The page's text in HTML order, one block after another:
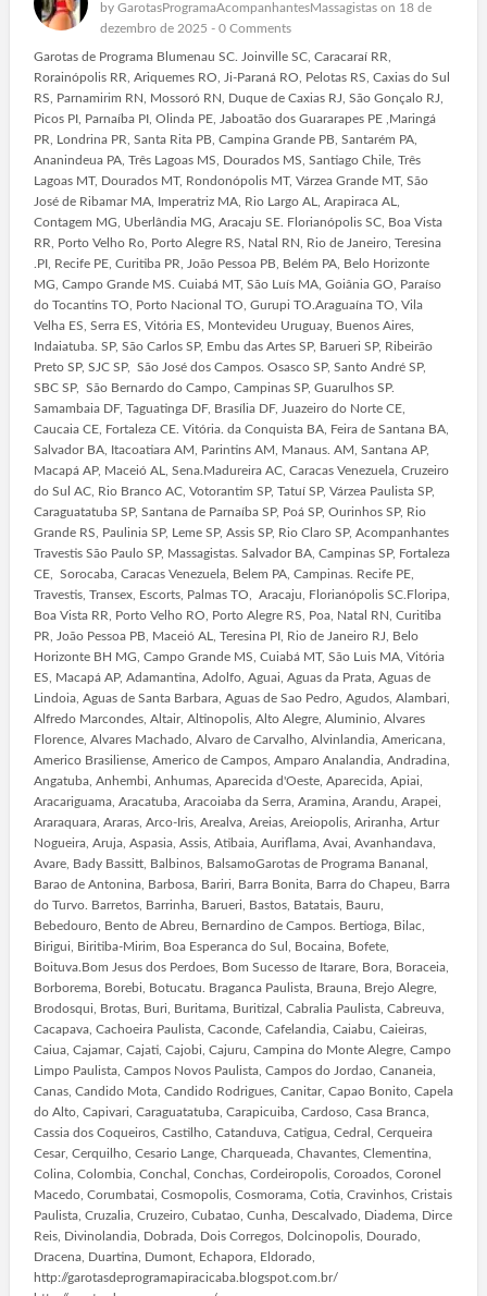
by GarotasProgramaAcompanhantesMassagistason 18 de
dezembro de 2025 - 0 Comments
Garotas de Programa Blumenau SC. Joinville SC, Caracaraí RR,
Rorainópolis RR, Ariquemes RO, Ji-Paraná RO, Pelotas RS, Caxias do Sul
RS, Parnamirim RN, Mossoró RN, Duque de Caxias RJ, São Gonçalo RJ,
Picos PI, Parnaíba PI, Olinda PE, Jaboatão dos Guararapes PE ,Maringá
PR, Londrina PR, Santa Rita PB, Campina Grande PB, Santarém PA,
Ananindeua PA, Três Lagoas MS, Dourados MS, Santiago Chile, Três
Lagoas MT, Dourados MT, Rondonópolis MT, Várzea Grande MT, São
José de Ribamar MA, Imperatriz MA, Rio Largo AL, Arapiraca AL,
Contagem MG, Uberlândia MG, Aracaju SE. Florianópolis SC, Boa Vista
RR, Porto Velho Ro, Porto Alegre RS, Natal RN, Rio de Janeiro, Teresina
.PI, Recife PE, Curitiba PR, João Pessoa PB, Belém PA, Belo Horizonte
MG, Campo Grande MS. Cuiabá MT, São Luís MA, Goiânia GO, Paraíso
do Tocantins TO, Porto Nacional TO, Gurupi TO.Araguaína TO, Vila
Velha ES, Serra ES, Vitória ES, Montevideu Uruguay, Buenos Aires,
Indaiatuba. SP, São Carlos SP, Embu das Artes SP, Barueri SP, Ribeirão
Preto SP, SJC SP, São José dos Campos. Osasco SP, Santo André SP,
SBC SP, São Bernardo do Campo, Campinas SP, Guarulhos SP.
Samambaia DF, Taguatinga DF, Brasília DF, Juazeiro do Norte CE,
Caucaia CE, Fortaleza CE. Vitória. da Conquista BA, Feira de Santana BA,
Salvador BA, Itacoatiara AM, Parintins AM, Manaus. AM, Santana AP,
Macapá AP, Maceió AL, Sena.Madureira AC, Caracas Venezuela, Cruzeiro
do Sul AC, Rio Branco AC, Votorantim SP, Tatuí SP, Várzea Paulista SP,
Caraguatatuba SP, Santana de Parnaíba SP, Poá SP, Ourinhos SP, Rio
Grande RS, Paulinia SP, Leme SP, Assis SP, Rio Claro SP, Acompanhantes
Travestis São Paulo SP, Massagistas. Salvador BA, Campinas SP, Fortaleza
CE, Sorocaba, Caracas Venezuela, Belem PA, Campinas. Recife PE,
Travestis, Transex, Escorts, Palmas TO, Aracaju, Florianópolis SC.Floripa,
Boa Vista RR, Porto Velho RO, Porto Alegre RS, Poa, Natal RN, Curitiba
PR, João Pessoa PB, Maceió AL, Teresina PI, Rio de Janeiro RJ, Belo
Horizonte BH MG, Campo Grande MS, Cuiabá MT, São Luis MA, Vitória
ES, Macapá AP, Adamantina, Adolfo, Aguai, Aguas da Prata, Aguas de
Lindoia, Aguas de Santa Barbara, Aguas de Sao Pedro, Agudos, Alambari,
Alfredo Marcondes, Altair, Altinopolis, Alto Alegre, Aluminio, Alvares
Florence, Alvares Machado, Alvaro de Carvalho, Alvinlandia, Americana,
Americo Brasiliense, Americo de Campos, Amparo Analandia, Andradina,
Angatuba, Anhembi, Anhumas, Aparecida d'Oeste, Aparecida, Apiai,
Aracariguama, Aracatuba, Aracoiaba da Serra, Aramina, Arandu, Arapei,
Araraquara, Araras, Arco-Iris, Arealva, Areias, Areiopolis, Ariranha, Artur
Nogueira, Aruja, Aspasia, Assis, Atibaia, Auriflama, Avai, Avanhandava,
Avare, Bady Bassitt, Balbinos, BalsamoGarotas de Programa Bananal,
Barao de Antonina, Barbosa, Bariri, Barra Bonita, Barra do Chapeu, Barra
do Turvo. Barretos, Barrinha, Barueri, Bastos, Batatais, Bauru,
Bebedouro, Bento de Abreu, Bernardino de Campos. Bertioga, Bilac,
Birigui, Biritiba-Mirim, Boa Esperanca do Sul, Bocaina, Bofete,
Boituva.Bom Jesus dos Perdoes, Bom Sucesso de Itarare, Bora, Boraceia,
Borborema, Borebi, Botucatu. Braganca Paulista, Brauna, Brejo Alegre,
Brodosqui, Brotas, Buri, Buritama, Buritizal, Cabralia Paulista, Cabreuva,
Cacapava, Cachoeira Paulista, Caconde, Cafelandia, Caiabu, Caieiras,
Caiua, Cajamar, Cajati, Cajobi, Cajuru, Campina do Monte Alegre, Campo
Limpo Paulista, Campos Novos Paulista, Campos do Jordao, Cananeia,
Canas, Candido Mota, Candido Rodrigues, Canitar, Capao Bonito, Capela
do Alto, Capivari, Caraguatatuba, Carapicuiba, Cardoso, Casa Branca,
Cassia dos Coqueiros, Castilho, Catanduva, Catigua, Cedral, Cerqueira
Cesar, Cerquilho, Cesario Lange, Charqueada, Chavantes, Clementina,
Colina, Colombia, Conchal, Conchas, Cordeiropolis, Coroados, Coronel
Macedo, Corumbatai, Cosmopolis, Cosmorama, Cotia, Cravinhos, Cristais
Paulista, Cruzalia, Cruzeiro, Cubatao, Cunha, Descalvado, Diadema, Dirce
Reis, Divinolandia, Dobrada, Dois Corregos, Dolcinopolis, Dourado,
Dracena, Duartina, Dumont, Echapora, Eldorado,
http://garotasdeprogramapiracicaba.blogspot.com.br/